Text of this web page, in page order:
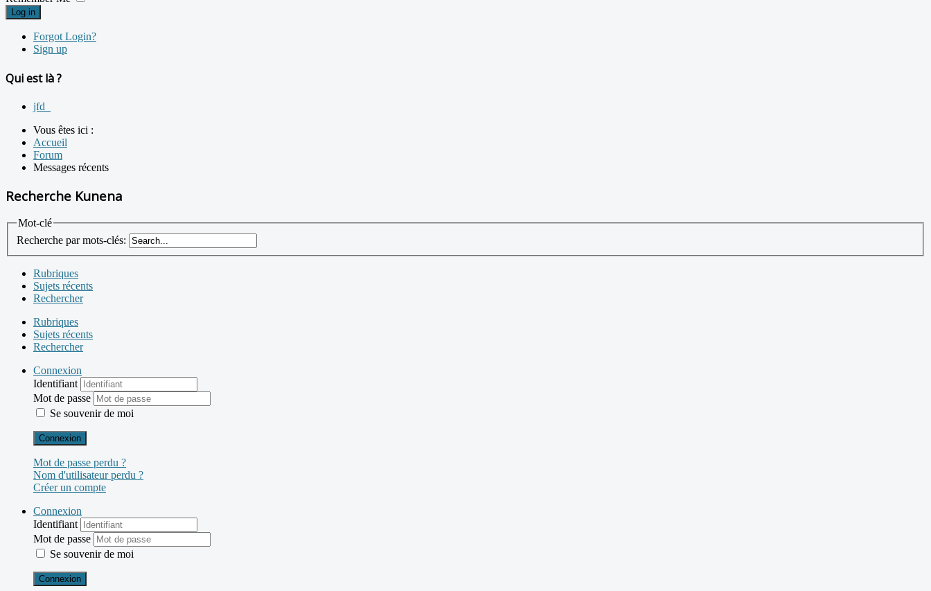
Log in
Forgot Login?
Sign up
Qui est là ?
jfd_
Vous êtes ici :
Accueil
Forum
Messages récents
Recherche Kunena
Mot-clé
Recherche par mots-clés:
Rubriques
Sujets récents
Rechercher
Rubriques
Sujets récents
Rechercher
Connexion
Identifiant
Mot de passe
Se souvenir de moi
Connexion
Mot de passe perdu ?
Nom d'utilisateur perdu ?
Créer un compte
Connexion
Identifiant
Mot de passe
Se souvenir de moi
Connexion